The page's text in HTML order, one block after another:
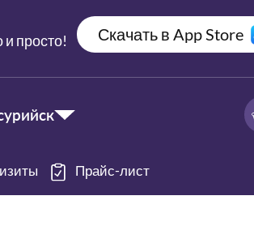
просто!
Скачать в App Store
Прайс-лист